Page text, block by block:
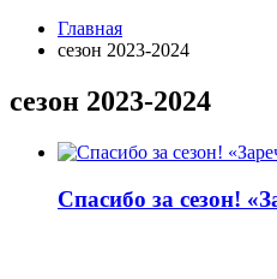
Главная
сезон 2023-2024
сезон 2023-2024
Спасибо за сезон!